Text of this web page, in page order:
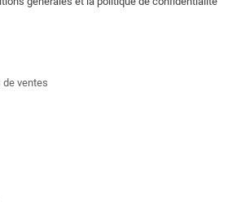
de ventes